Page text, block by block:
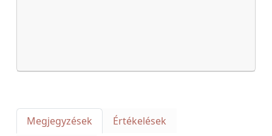
Megjegyzések
Értékelések